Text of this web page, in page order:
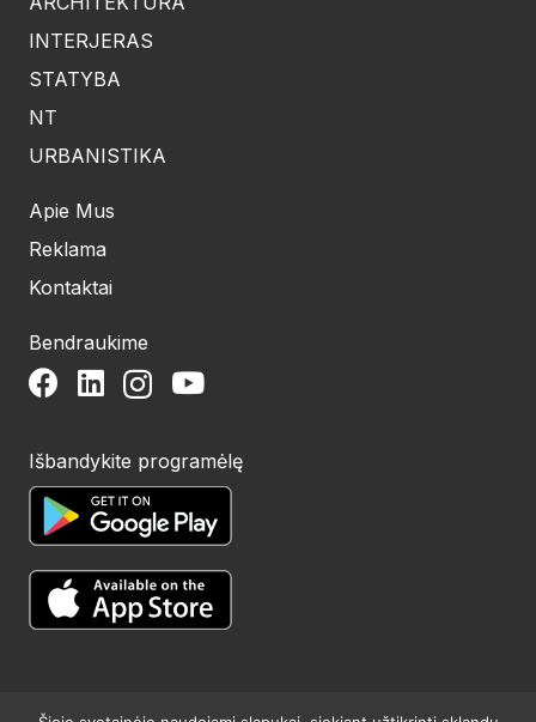
INTERJERAS
STATYBA
NT
URBANISTIKA
Apie Mus
Reklama
Kontaktai
Bendraukime
Išbandykite programėlę